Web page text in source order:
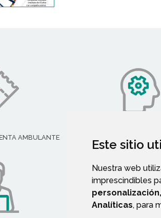
Este sitio
Nuestra web
imprescindibles
personalización,
Analíticas, para
AMBULANTE